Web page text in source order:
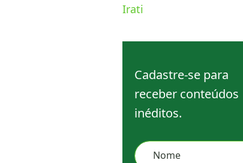
Irati
Cadastre-se para
receber conteúdos
inéditos.
Leave
Nome